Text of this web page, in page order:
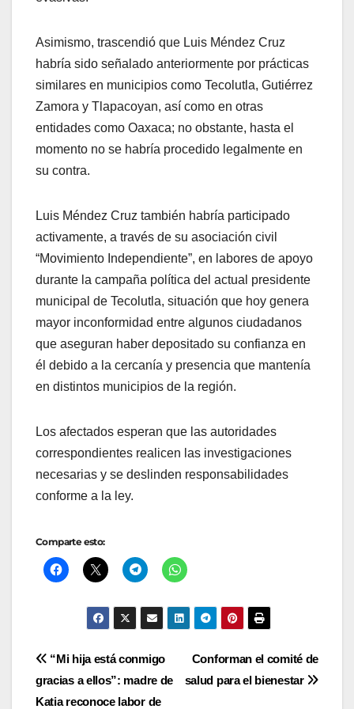
Asimismo, trascendió que Luis Méndez Cruz
habría sido señalado anteriormente por prácticas
similares en municipios como Tecolutla, Gutiérrez
Zamora y Tlapacoyan, así como en otras
entidades como Oaxaca; no obstante, hasta el
momento no se habría procedido legalmente en
su contra.
Luis Méndez Cruz también habría participado
activamente, a través de su asociación civil
“Movimiento Independiente”, en labores de apoyo
durante la campaña política del actual presidente
municipal de Tecolutla, situación que hoy genera
mayor inconformidad entre algunos ciudadanos
que aseguran haber depositado su confianza en
él debido a la cercanía y presencia que mantenía
en distintos municipios de la región.
Los afectados esperan que las autoridades
correspondientes realicen las investigaciones
necesarias y se deslinden responsabilidades
conforme a la ley.
Comparte esto:
Navegación
de
Conforman el comité de
salud para el bienestar
“Mi hija está conmigo
gracias a ellos”: madre de
Katia reconoce labor de